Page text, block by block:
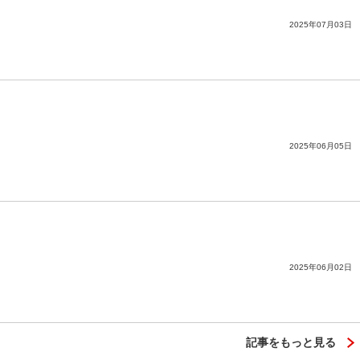
2025年07月03日
2025年06月05日
2025年06月02日
記事をもっと見る